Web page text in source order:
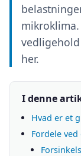
her.
I denne
Hvad er et
Fordele